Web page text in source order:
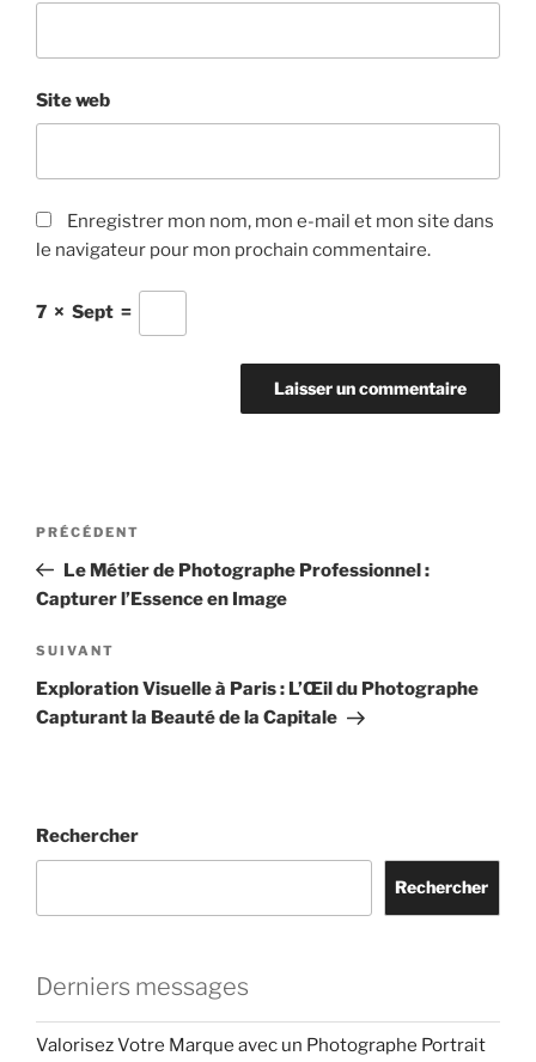
Site web
Enregistrer mon nom, mon e-mail et mon site dans
le navigateur pour mon prochain commentaire.
7 × Sept =
Navigation
l’article
Article
précédent
PRÉCÉDENT
Le Métier de Photographe Professionnel :
Capturer l’Essence en Image
Article
suivant
SUIVANT
Exploration Visuelle à Paris : L’Œil du Photographe
Capturant la Beauté de la Capitale
Rechercher
Rechercher
Derniers messages
Valorisez Votre Marque avec un Photographe Portrait